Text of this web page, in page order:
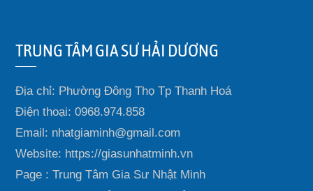
TRUNG TÂM GIA SƯ HẢI DƯƠNG
Địa chỉ: Phường Đông Thọ Tp Thanh Hoá
Điện thoại: 0968.974.858
Email: nhatgiaminh@gmail.com
Website: https://giasunhatminh.vn
Page : Trung Tâm Gia Sư Nhật Minh